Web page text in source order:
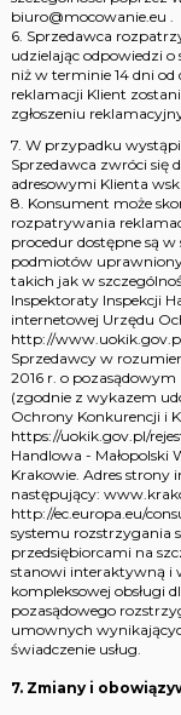
biuro@mocowanie.eu .
6. Sprzedawca
udzielając odpowiedzi o
niż w terminie 14 dni od
reklamacji Klient
zgłoszeniu
7. W przypadku
Sprzedawca zwróci się
adresowymi Klienta
8. Konsument może
rozpatrywania
procedur dostępne są
podmiotów
takich jak w
Inspektoraty Inspekcji
internetowej Urzędu
http://
Sprzedawcy w
2016 r. o
(zgodnie z wykazem
Ochrony Konkurencji i
https://uokik.gov.pl/
Handlowa - Małopolski
Krakowie. Adres
następujący:
http://ec.europa.eu/
systemu rozstrzygania
przedsiębiorcami na
stanowi interaktywną i
kompleksowej obsługi
pozasądowego
umownych
świadczenie usług.
7. Zmiany i